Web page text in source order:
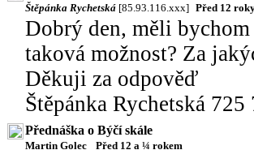
Štěpánka Rychetská [85.93.116.xxx] Před 12
Dobrý den, měli
taková možnost? Za
Děkuji za odpověď
Štěpánka Rychetská
Přednáška o Býčí skále
Martin Golec Před 12 a ¼ rokem